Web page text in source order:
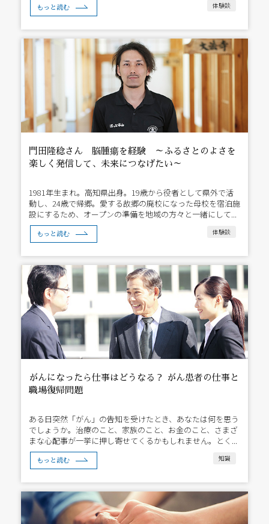
もっと読む 体験談
門田隆稔さん 脳腫瘍を経験 ～ふるさとのよさを
楽しく発信して、未来につなげたい～
1981年生まれ。高知県出身。19歳から役者として県外で活
動し、24歳で帰郷。愛する故郷の廃校になった母校を宿泊施
設にするため、オープンの準備を地域の方々と一緒にして...
もっと読む 体験談
がんになったら仕事はどうなる？ がん患者の仕事と
職場復帰問題
ある日突然「がん」の告知を受けたとき、あなたは何を思う
でしょうか。治療のこと、家族のこと、お金のこと、さまざ
まな心配事が一挙に押し寄せてくるかもしれません。とく...
もっと読む 知識